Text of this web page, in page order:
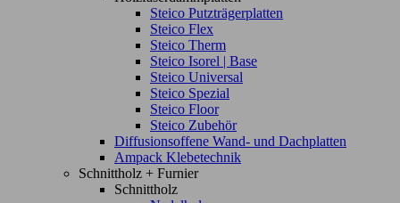
Steico Putzträgerplatten
Steico Flex
Steico Therm
Steico Isorel | Base
Steico Universal
Steico Spezial
Steico Floor
Steico Zubehör
Diffusionsoffene Wand- und Dachplatten
Ampack Klebetechnik
Schnittholz + Furnier
Schnittholz